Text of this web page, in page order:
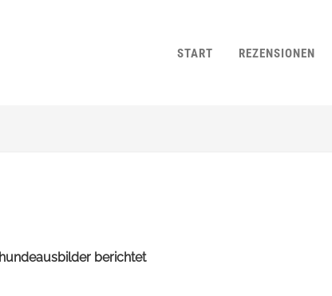
START REZENSIONEN
berichtet